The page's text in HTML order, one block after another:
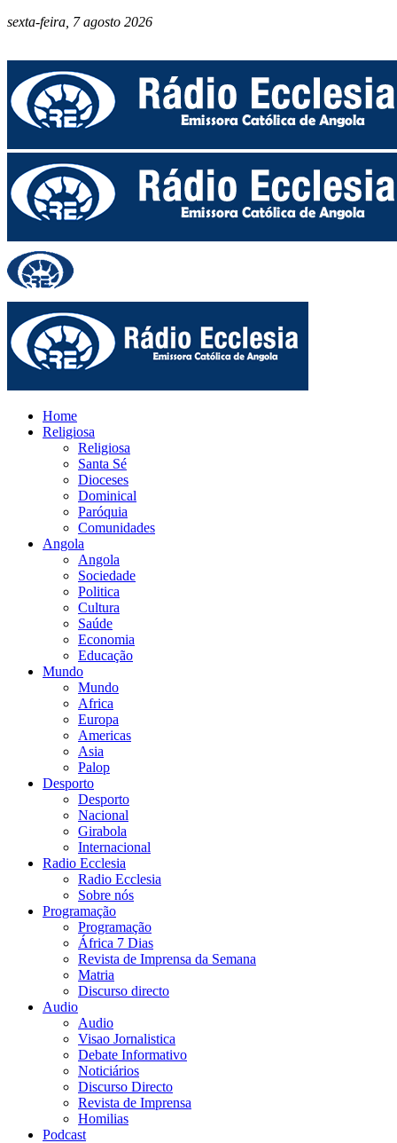
sexta-feira, 7 agosto 2026
Home
Religiosa
Religiosa
Santa Sé
Dioceses
Dominical
Paróquia
Comunidades
Angola
Angola
Sociedade
Politica
Cultura
Saúde
Economia
Educação
Mundo
Mundo
Africa
Europa
Americas
Asia
Palop
Desporto
Desporto
Nacional
Girabola
Internacional
Radio Ecclesia
Radio Ecclesia
Sobre nós
Programação
Programação
África 7 Dias
Revista de Imprensa da Semana
Matria
Discurso directo
Audio
Audio
Visao Jornalistica
Debate Informativo
Noticiários
Discurso Directo
Revista de Imprensa
Homilias
Podcast